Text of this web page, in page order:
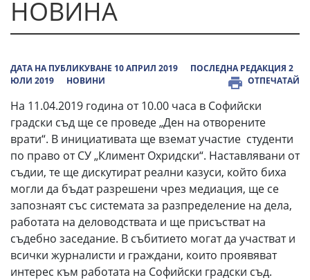
НОВИНА
ДАТА НА ПУБЛИКУВАНЕ 10 АПРИЛ 2019
ПОСЛЕДНА РЕДАКЦИЯ 2
ЮЛИ 2019
НОВИНИ ОТПЕЧАТАЙ
На 11.04.2019 година от 10.00 часа в Софийски
градски съд ще се проведе „Ден на отворените
врати“. В инициативата ще вземат участие студенти
по право от СУ „Климент Охридски“. Наставлявани от
съдии, те ще дискутират реални казуси, който биха
могли да бъдат разрешени чрез медиация, ще се
запознаят със системата за разпределение на дела,
работата на деловодствата и ще присъстват на
съдебно заседание. В събитието могат да участват и
всички журналисти и граждани, които проявяват
интерес към работата на Софийски градски съд.